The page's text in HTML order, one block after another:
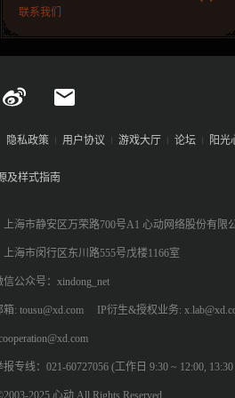
联系我们
隐私政策 用户协议 游戏大厅 论坛 阳光
及样式指南
上海市静安区万荣路700号A1 心动网络股份有限
上海市闵行区东川路555号戊楼1166室
公众号：xindong_net
: tousu@xd.com IP衍生&授权业务:
专线：021-60727056 (工作日 9:30 ~ 12:00, 13:30
2025 心动 All Rights Reserved